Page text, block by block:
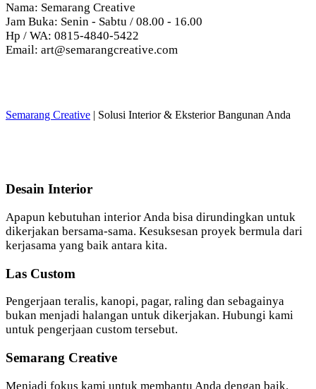
Nama: Semarang Creative
Jam Buka: Senin - Sabtu / 08.00 - 16.00
Hp / WA: 0815-4840-5422
Email: art@semarangcreative.com
Semarang Creative | Solusi Interior & Eksterior Bangunan Anda
Desain Interior
Apapun kebutuhan interior Anda bisa dirundingkan untuk
dikerjakan bersama-sama. Kesuksesan proyek bermula dari
kerjasama yang baik antara kita.
Las Custom
Pengerjaan teralis, kanopi, pagar, raling dan sebagainya
bukan menjadi halangan untuk dikerjakan. Hubungi kami
untuk pengerjaan custom tersebut.
Semarang Creative
Menjadi fokus kami untuk membantu Anda dengan baik.